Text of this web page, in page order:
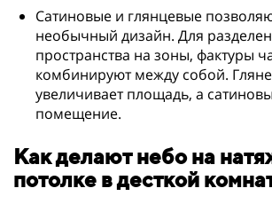
Сатиновые и глянцевые
необычный дизайн. Для
пространства на зоны, фактуры
комбинируют между собой.
увеличивает площадь, а
помещение.
Как делают небо на
потолке в десткой